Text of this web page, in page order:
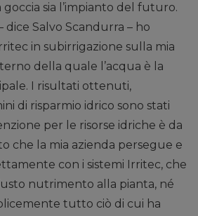
goccia sia l’impianto del futuro.
dice Salvo Scandurra – ho
in subirrigazione sulla mia
della quale l’acqua è la
I risultati ottenuti,
di risparmio idrico sono stati
per le risorse idriche è da
che la mia azienda persegue e
con i sistemi Irritec, che
nutrimento alla pianta, né
tutto ciò di cui ha